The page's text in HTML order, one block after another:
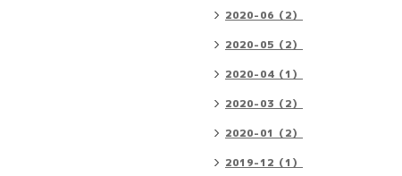
2020-06（2）
2020-05（2）
2020-04（1）
2020-03（2）
2020-01（2）
2019-12（1）